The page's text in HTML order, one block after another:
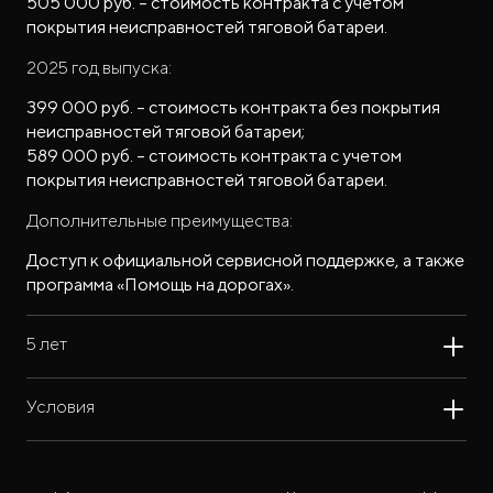
покрытия неисправностей тяговой батареи.
2025 год выпуска:
399 000 руб. – стоимость контракта без покрытия
неисправностей тяговой батареи;
589 000 руб. – стоимость контракта с учетом
покрытия неисправностей тяговой батареи.
Дополнительные преимущества:
Доступ к официальной сервисной поддержке, а также
программа «Помощь на дорогах».
5 лет
Условия